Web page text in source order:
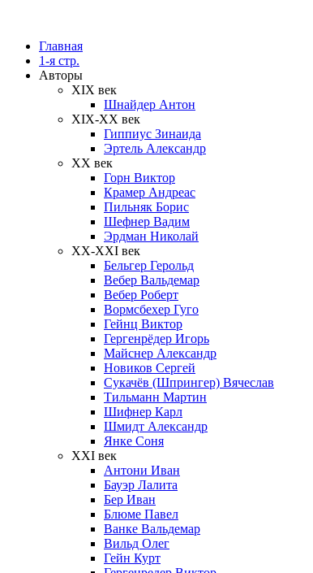
Главная
1-я стр.
Авторы
XIX век
Шнайдер Антон
XIX-XX век
Гиппиус Зинаида
Эртель Александр
XX век
Горн Виктор
Крамер Андреас
Пильняк Борис
Шефнер Вадим
Эрдман Николай
ХХ-XXI век
Бельгер Герольд
Вебер Вальдемар
Вебер Роберт
Вормсбехер Гуго
Гейнц Виктор
Гергенрёдер Игорь
Майснер Александр
Новиков Сергей
Сукачёв (Шпрингер) Вячеслав
Тильманн Мартин
Шифнер Карл
Шмидт Александр
Янке Соня
XXI век
Антони Иван
Бауэр Лалита
Бер Иван
Блюме Павел
Ванке Вальдемар
Вильд Олег
Гейн Курт